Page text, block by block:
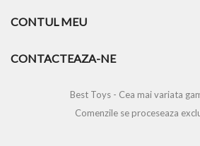
CONTUL MEU
CONTACTEAZA-NE
Best Toys - Cea mai variata
Comenzile se proceseaza